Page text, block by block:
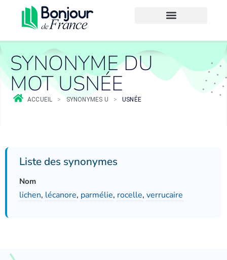
SYNONYME DU
MOT USNÉE
ACCUEIL > SYNONYMES U > USNÉE
Liste des synonymes
Nom
lichen, lécanore, parmélie, rocelle, verrucaire